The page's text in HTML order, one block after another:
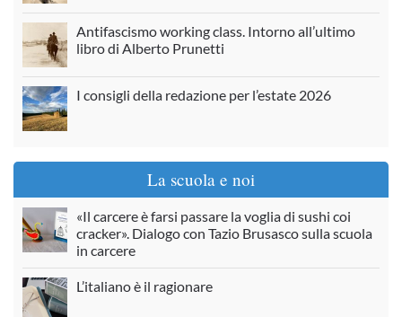
Antifascismo working class. Intorno all’ultimo
libro di Alberto Prunetti
I consigli della redazione per l’estate 2026
La scuola e noi
«Il carcere è farsi passare la voglia di sushi coi
cracker». Dialogo con Tazio Brusasco sulla scuola
in carcere
L’italiano è il ragionare